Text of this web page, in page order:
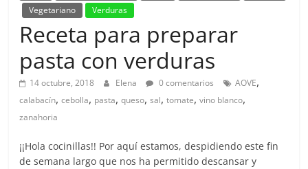
Vegetariano
Verduras
Receta para preparar
pasta con verduras
14 octubre, 2018 Elena 0 comentarios AOVE,
calabacín,cebolla, pasta,queso,sal,tomate,vino blanco,
zanahoria
¡¡Hola cocinillas!! Por aquí estamos, despidiendo este fin
de semana largo que nos ha permitido descansar y